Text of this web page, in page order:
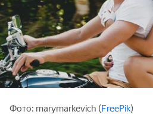
Фото: marymarkevich (FreePik)